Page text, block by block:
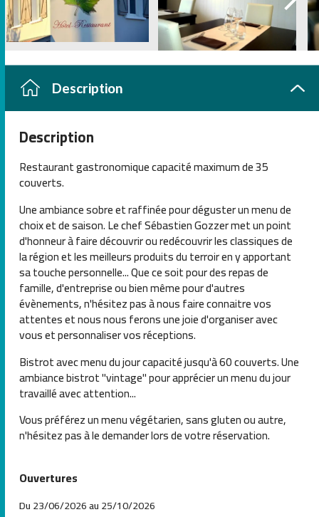
Description
Description
Restaurant gastronomique capacité maximum de 35
couverts.
Une ambiance sobre et raffinée pour déguster un menu de
choix et de saison. Le chef Sébastien Gozzer met un point
d'honneur à faire découvrir ou redécouvrir les classiques de
la région et les meilleurs produits du terroir en y apportant
sa touche personnelle... Que ce soit pour des repas de
famille, d'entreprise ou bien même pour d'autres
évènements, n'hésitez pas à nous faire connaitre vos
attentes et nous nous ferons une joie d'organiser avec
vous et personnaliser vos réceptions.
Bistrot avec menu du jour capacité jusqu'à 60 couverts. Une
ambiance bistrot "vintage" pour apprécier un menu du jour
travaillé avec attention...
Vous préférez un menu végétarien, sans gluten ou autre,
n'hésitez pas à le demander lors de votre réservation.
Ouvertures
Du 23/06/2026 au 25/10/2026